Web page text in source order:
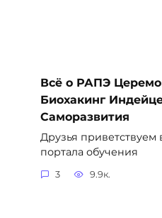
Всё о РАПЭ
Биохакинг
Саморазвития
Друзья приветствуем
портала обучения
3 9.9к.